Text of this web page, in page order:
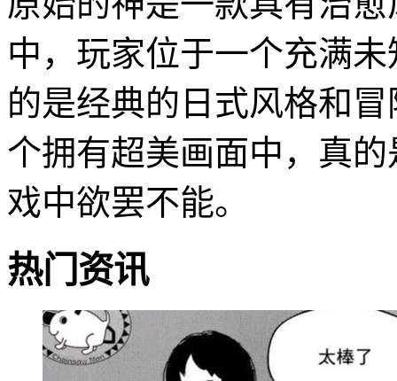
中，玩家位于一个充满
的是经典的日式风格和
个拥有超美画面中，真
戏中欲罢不能。
热门资讯